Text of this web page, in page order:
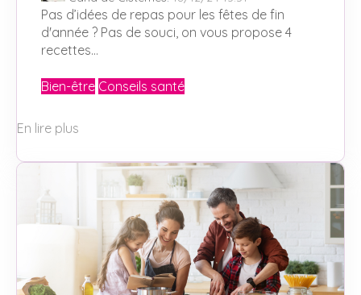
Pas d’idées de repas pour les fêtes de fin
d'année ? Pas de souci, on vous propose 4
recettes...
Bien-être Conseils santé
En lire plus